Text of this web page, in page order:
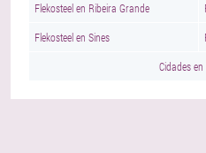
Flekosteel en Ribeira Grande
Flekosteel en Sines
Cidades